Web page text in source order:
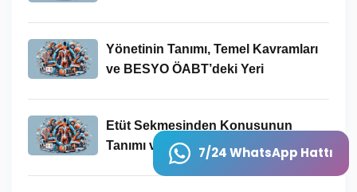
7/24 WhatsApp Hattı
Yönetinin Tanımı, Temel Kavramları
ve BESYO ÖABT’deki Yeri
Etüt Sekmesinden Konusunun
Tanımı ve BESYO-ÖABT’deki Önemi